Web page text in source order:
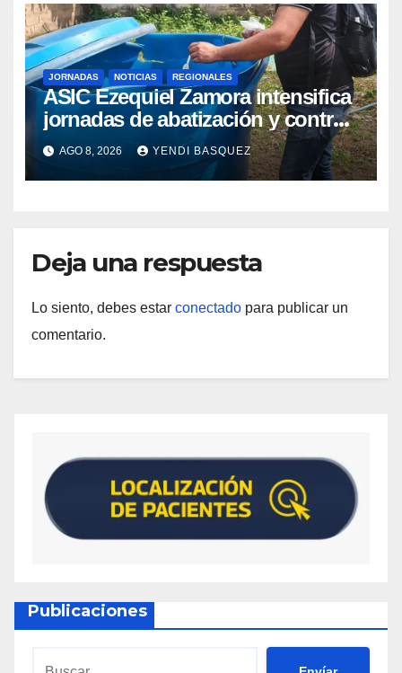
JORNADAS NOTICIAS REGIONALES
ASIC Ezequiel Zamora intensifica
jornadas de abatización y control
de vectores en comunidades del
Guárico
AGO 8, 2026 YENDI BASQUEZ
Deja una respuesta
Lo siento, debes estar conectado para publicar un
comentario.
Publicaciones